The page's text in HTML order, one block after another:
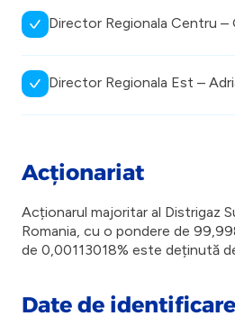
Director Regionala Centru –
Director Regionala Est –
Acționariat
Acționarul majoritar al Distrigaz
Romania, cu o pondere de
de 0,00113018% este deținută
Date de identificare